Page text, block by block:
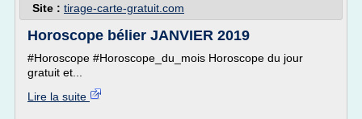
Site : tirage-carte-gratuit.com
Horoscope bélier JANVIER 2019
#Horoscope #Horoscope_du_mois Horoscope du jour
gratuit et...
Lire la suite